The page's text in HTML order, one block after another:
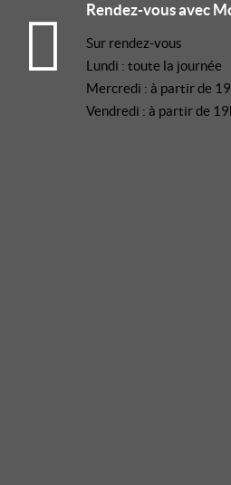
Rendez-vous avec
Sur rendez-vous
Lundi : toute la journée
Mercredi : à partir de
Vendredi : à partir de